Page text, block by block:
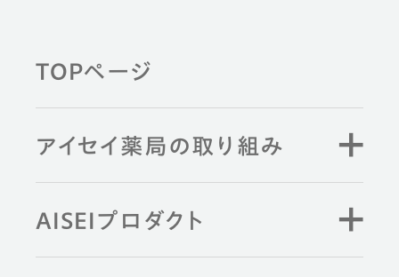
TOPページ
アイセイ薬局の取り組み
AISEIプロダクト